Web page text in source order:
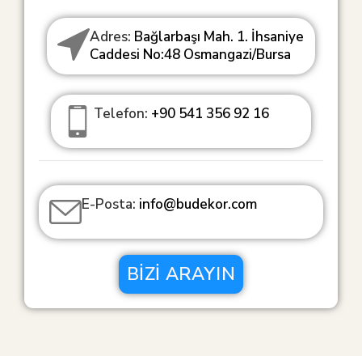
Adres: Bağlarbaşı Mah. 1. İhsaniye
Caddesi No:48 Osmangazi/Bursa
Telefon: +90 541 356 92 16
E-Posta: info@budekor.com
BIZI ARAYIN